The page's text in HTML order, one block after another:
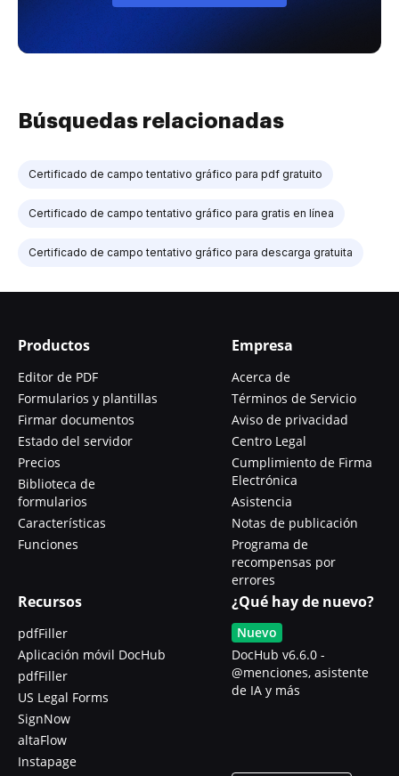
Búsquedas relacionadas
Certificado de campo tentativo gráfico para pdf gratuito
Certificado de campo tentativo gráfico para gratis en línea
Certificado de campo tentativo gráfico para descarga gratuita
Productos
Editor de PDF
Formularios y plantillas
Firmar documentos
Estado del servidor
Precios
Biblioteca de
formularios
Características
Funciones
Empresa
Acerca de
Términos de Servicio
Aviso de privacidad
Centro Legal
Cumplimiento de Firma
Electrónica
Asistencia
Notas de publicación
Programa de
recompensas por
errores
Recursos
pdfFiller
Aplicación móvil DocHub
pdfFiller
US Legal Forms
SignNow
altaFlow
Instapage
¿Qué hay de nuevo?
Nuevo
DocHub v6.6.0 -
@menciones, asistente
de IA y más